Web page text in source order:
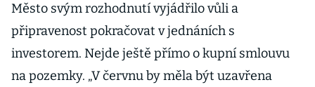
Město svým rozhodnutí vyjádřilo vůli a
připravenost pokračovat v jednáních s
investorem. Nejde ještě přímo o kupní smlouvu
na pozemky. „V červnu by měla být uzavřena